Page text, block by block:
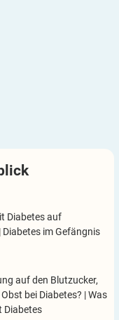
Diabetes auf
| Diabetes im Gefängnis
auf den Blutzucker,
bei Diabetes? |Was
Diabetes